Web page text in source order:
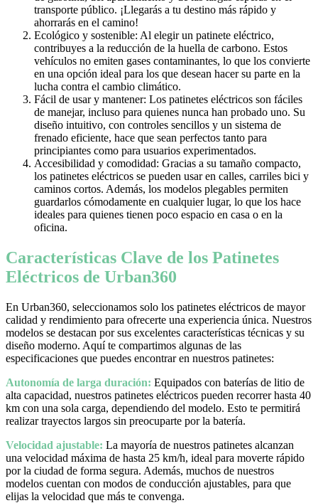
transporte público. ¡Llegarás a tu destino más rápido y
ahorrarás en el camino!
Ecológico y sostenible: Al elegir un patinete eléctrico,
contribuyes a la reducción de la huella de carbono. Estos
vehículos no emiten gases contaminantes, lo que los convierte
en una opción ideal para los que desean hacer su parte en la
lucha contra el cambio climático.
Fácil de usar y mantener: Los patinetes eléctricos son fáciles
de manejar, incluso para quienes nunca han probado uno. Su
diseño intuitivo, con controles sencillos y un sistema de
frenado eficiente, hace que sean perfectos tanto para
principiantes como para usuarios experimentados.
Accesibilidad y comodidad: Gracias a su tamaño compacto,
los patinetes eléctricos se pueden usar en calles, carriles bici y
caminos cortos. Además, los modelos plegables permiten
guardarlos cómodamente en cualquier lugar, lo que los hace
ideales para quienes tienen poco espacio en casa o en la
oficina.
Características Clave de los Patinetes
Eléctricos de Urban360
En Urban360, seleccionamos solo los patinetes eléctricos de mayor
calidad y rendimiento para ofrecerte una experiencia única. Nuestros
modelos se destacan por sus excelentes características técnicas y su
diseño moderno. Aquí te compartimos algunas de las
especificaciones que puedes encontrar en nuestros patinetes:
Autonomía de larga duración: Equipados con baterías de litio de
alta capacidad, nuestros patinetes eléctricos pueden recorrer hasta 40
km con una sola carga, dependiendo del modelo. Esto te permitirá
realizar trayectos largos sin preocuparte por la batería.
Velocidad ajustable: La mayoría de nuestros patinetes alcanzan
una velocidad máxima de hasta 25 km/h, ideal para moverte rápido
por la ciudad de forma segura. Además, muchos de nuestros
modelos cuentan con modos de conducción ajustables, para que
elijas la velocidad que más te convenga.